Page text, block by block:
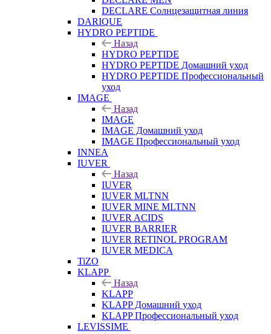
DECLARE Солнцезащитная линия
DARIQUE
HYDRO PEPTIDE
Назад
HYDRO PEPTIDE
HYDRO PEPTIDE Домашний уход
HYDRO PEPTIDE Профессиональный
уход
IMAGE
Назад
IMAGE
IMAGE Домашний уход
IMAGE Профессиональный уход
INNEA
IUVER
Назад
IUVER
IUVER MLTNN
IUVER MINE MLTNN
IUVER ACIDS
IUVER BARRIER
IUVER RETINOL PROGRAM
IUVER MEDICA
TiZO
KLAPP
Назад
KLAPP
KLAPP Домашний уход
KLAPP Профессиональный уход
LEVISSIME